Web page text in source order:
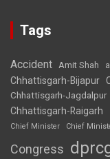
Tags
Accident Amit Shah
Chhattisgarh-Bijapur
Chhattisgarh-Jagdalpur
Chhattisgarh-Raigarh
Chief Minister
Chief
Congress